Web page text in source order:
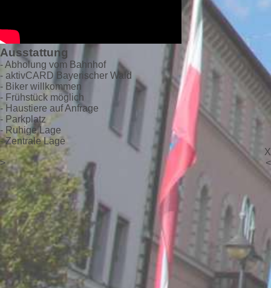
Ausstattung
- Abholung vom Bahnhof
- aktivCARD Bayerischer Wald
- Biker willkommen
- Frühstück möglich
- Haustiere auf Anfrage
- Parkplatz
- Ruhige Lage
- Zentrale Lage
X
<
>